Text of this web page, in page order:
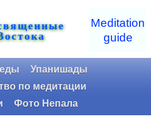
Meditation
guide
Упанишады
по медитации
Фото Непала